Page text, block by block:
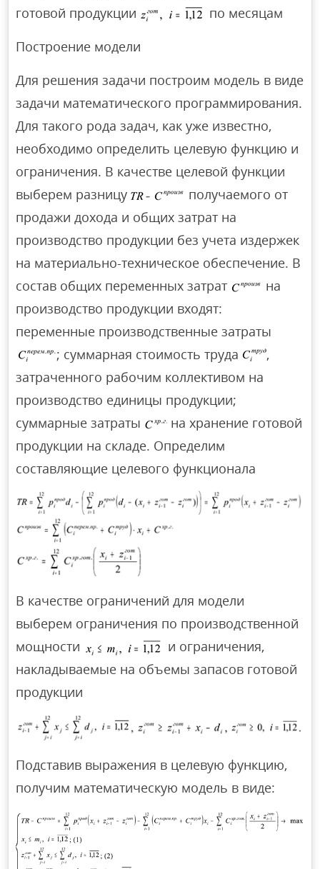
готовой продукции
по месяцам
Построение модели
Для решения задачи построим модель в виде
задачи математического программирования.
Для такого рода задач, как уже известно,
необходимо определить целевую функцию и
ограничения. В качестве целевой функции
выберем разницу
получаемого от
продажи дохода и общих затрат на
производство продукции без учета издержек
на материально-техническое обеспечение. В
состав общих переменных затрат
на
производство продукции входят:
переменные производственные затраты
; суммарная стоимость труда
,
затраченного рабочим коллективом на
производство единицы продукции;
суммарные затраты
на хранение готовой
продукции на складе. Определим
составляющие целевого функционала
В качестве ограничений для модели
выберем ограничения по производственной
мощности
и ограничения,
накладываемые на объемы запасов готовой
продукции
Подставив выражения в целевую функцию,
получим математическую модель в виде: